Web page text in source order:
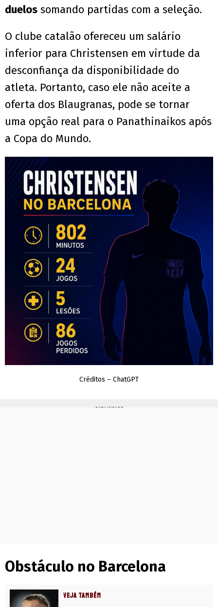
duelos somando partidas com a seleção.
O clube catalão ofereceu um salário
inferior para Christensen em virtude da
desconfiança da disponibilidade do
atleta. Portanto, caso ele não aceite a
oferta dos Blaugranas, pode se tornar
uma opção real para o Panathinaikos após
a Copa do Mundo.
Créditos – ChatGPT
PUBLICIDADE
Obstáculo no Barcelona
VEJA TAMBÉM